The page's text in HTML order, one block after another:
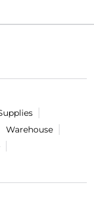
Warehouse